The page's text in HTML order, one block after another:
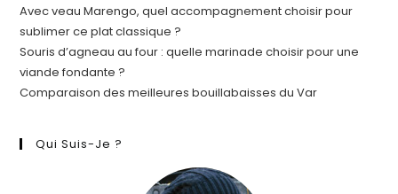
Avec veau Marengo, quel accompagnement choisir pour
sublimer ce plat classique ?
Souris d’agneau au four : quelle marinade choisir pour une
viande fondante ?
Comparaison des meilleures bouillabaisses du Var
Qui Suis-Je ?